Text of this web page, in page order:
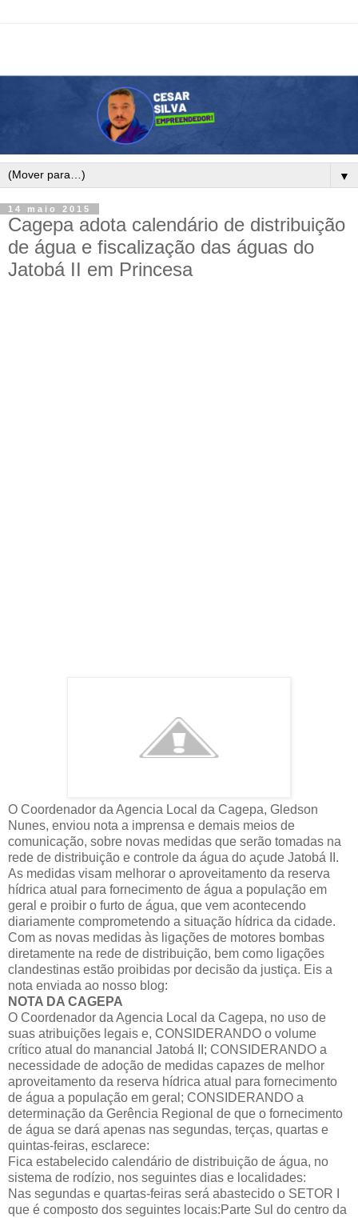
▼
14 maio 2015
Cagepa adota calendário de distribuição
de água e fiscalização das águas do
Jatobá II em Princesa
O Coordenador da Agencia Local da Cagepa, Gledson
Nunes, enviou nota a imprensa e demais meios de
comunicação, sobre novas medidas que serão tomadas na
rede de distribuição e controle da água do açude Jatobá II.
As medidas visam melhorar o aproveitamento da reserva
hídrica atual para fornecimento de água a população em
geral e proibir o furto de água, que vem acontecendo
diariamente comprometendo a situação hídrica da cidade.
Com as novas medidas às ligações de motores bombas
diretamente na rede de distribuição, bem como ligações
clandestinas estão proibidas por decisão da justiça. Eis a
nota enviada ao nosso blog:
NOTA DA CAGEPA
O Coordenador da Agencia Local da Cagepa, no uso de
suas atribuições legais e, CONSIDERANDO o volume
crítico atual do manancial Jatobá II; CONSIDERANDO a
necessidade de adoção de medidas capazes de melhor
aproveitamento da reserva hídrica atual para fornecimento
de água a população em geral; CONSIDERANDO a
determinação da Gerência Regional de que o fornecimento
de água se dará apenas nas segundas, terças, quartas e
quintas-feiras, esclarece:
Fica estabelecido calendário de distribuição de água, no
sistema de rodízio, nos seguintes dias e localidades:
Nas segundas e quartas-feiras será abastecido o SETOR I
que é composto dos seguintes locais:Parte Sul do centro da